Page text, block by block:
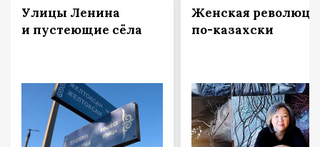
Улицы Ленина
и пустеющие сёла
Женская
по-казахски